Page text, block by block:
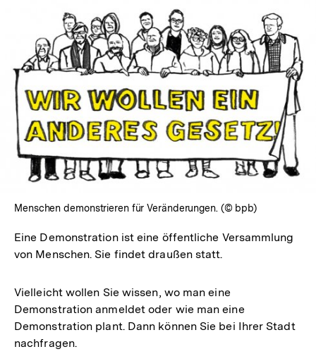
In
Lightbox
öffnen
Menschen demonstrieren für Veränderungen. (© bpb)
Eine Demonstration ist eine öffentliche Versammlung
von Menschen. Sie findet draußen statt.
Vielleicht wollen Sie wissen, wo man eine
Demonstration anmeldet oder wie man eine
Demonstration plant. Dann können Sie bei Ihrer Stadt
nachfragen.